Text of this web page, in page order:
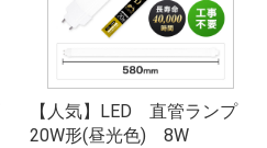
【人気】LED 直管ランプ
20W形(昼光色) 8W